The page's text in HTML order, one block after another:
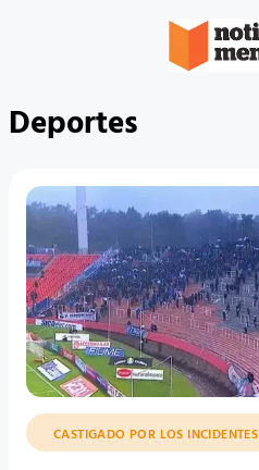
Deportes
CASTIGADO POR LOS INCIDENTES